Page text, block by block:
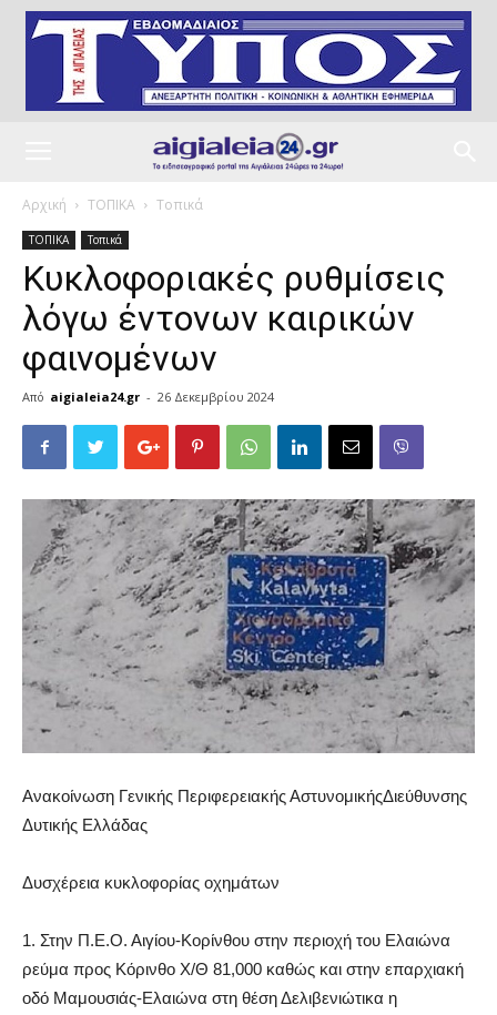
Αρχική ΤΟΠΙΚΑ Τοπικά
ΤΟΠΙΚΑ Τοπικά
Κυκλοφοριακές ρυθμίσεις
λόγω έντονων καιρικών
φαινομένων
Από aigialeia24.gr - 26 Δεκεμβρίου 2024
Ανακοίνωση Γενικής Περιφερειακής ΑστυνομικήςΔιεύθυνσης
Δυτικής Ελλάδας
Δυσχέρεια κυκλοφορίας οχημάτων
1. Στην Π.Ε.Ο. Αιγίου-Κορίνθου στην περιοχή του Ελαιώνα
ρεύμα προς Κόρινθο Χ/Θ 81,000 καθώς και στην επαρχιακή
οδό Μαμουσιάς-Ελαιώνα στη θέση Δελιβενιώτικα η